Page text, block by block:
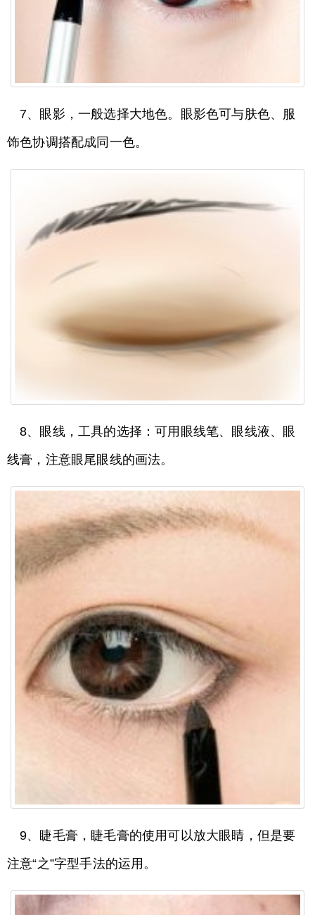
7、眼影，一般选择大地色。眼影色可与肤色、服
饰色协调搭配成同一色。
8、眼线，工具的选择：可用眼线笔、眼线液、眼
线膏，注意眼尾眼线的画法。
9、睫毛膏，睫毛膏的使用可以放大眼睛，但是要
注意“之”字型手法的运用。